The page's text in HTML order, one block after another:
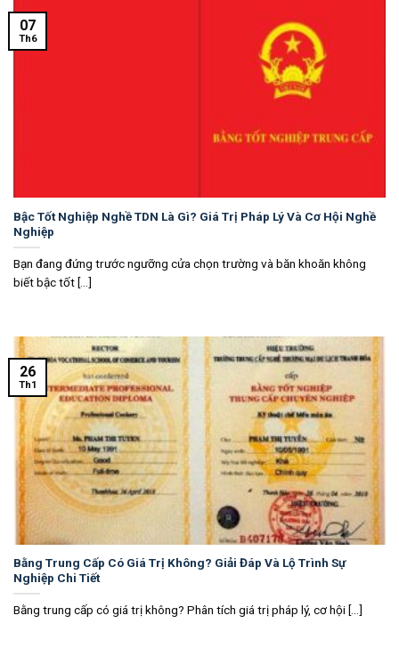
Bậc Tốt Nghiệp Nghề TDN Là Gì? Giá Trị Pháp Lý Và Cơ Hội Nghề
Nghiệp
Bạn đang đứng trước ngưỡng cửa chọn trường và băn khoăn không
biết bậc tốt [...]
07
Th6
Bằng Trung Cấp Có Giá Trị Không? Giải Đáp Và Lộ Trình Sự
Nghiệp Chi Tiết
Bằng trung cấp có giá trị không? Phân tích giá trị pháp lý, cơ hội [...]
26
Th1